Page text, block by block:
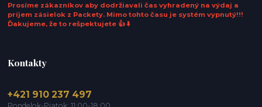
Prosíme zákazníkov aby dodržiavali čas vyhradený na výdaj a
príjem zásielok z Packety. Mimo tohto času je systém vypnutý!!!
Ďakujeme, že to rešpektujete 👍 ⬇️
Kontakty
+421 910 237 497